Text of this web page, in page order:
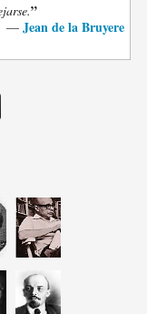
”
— Jean de la Bruyere